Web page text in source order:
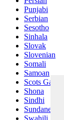
Punjabi
Serbian
Sesotho
Sinhala
Slovak
Slovenian
Somali
Samoan
Scots Gaelic
Shona
Sindhi
Sundanese